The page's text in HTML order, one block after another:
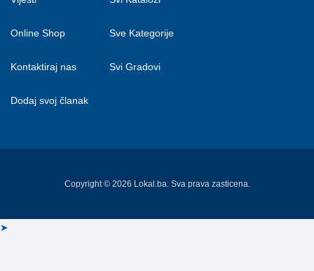
Online Shop
Kontaktiraj nas
Dodaj svoj članak
Sve Kategorije
Svi Gradovi
Copyright © 2026 Lokal.ba. Sva prava zasticena.
➤